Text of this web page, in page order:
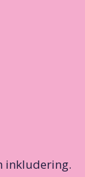
inkludering.